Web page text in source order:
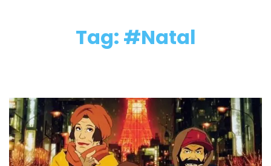
Tag: #Natal